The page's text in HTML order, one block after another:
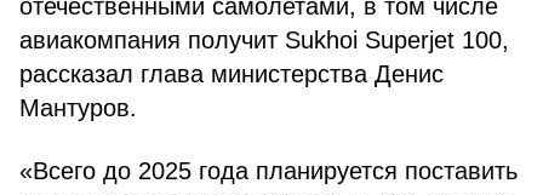
отечественными самолетами, в том числе
авиакомпания получит Sukhoi Superjet 100,
рассказал глава министерства Денис
Мантуров.
«Всего до 2025 года планируется поставить